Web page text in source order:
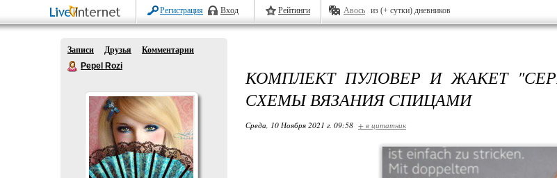
Регистрация Вход Рейтинги Авось из (+ сутки) дневников
Записи Друзья
Комментарии
Pepel Rozi
КОМПЛЕКТ ПУЛОВЕР И ЖАКЕТ
СХЕМЫ ВЯЗАНИЯ СПИЦАМИ
Среда, 10 Ноября 2021 г. 09:58 + в цитатник